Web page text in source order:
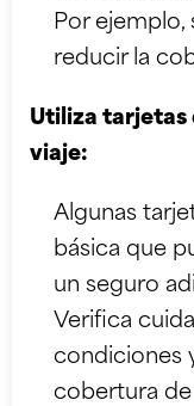
Por ejemplo,
reducir la
Utiliza tarjetas
viaje:
Algunas
básica que
un seguro
Verifica
condiciones
cobertura